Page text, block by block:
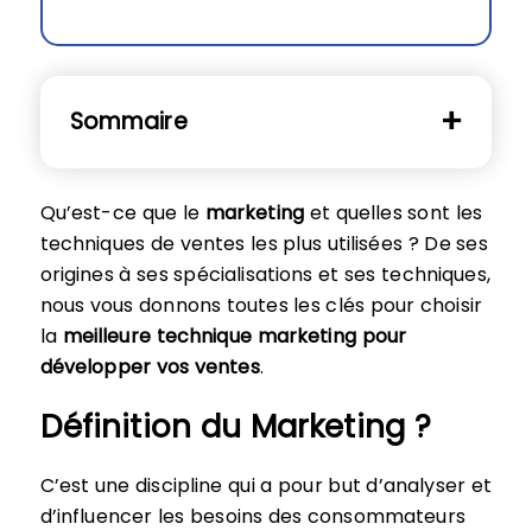
Sommaire
Qu’est-ce que le marketing et quelles sont les
techniques de ventes les plus utilisées ? De ses
origines à ses spécialisations et ses techniques,
nous vous donnons toutes les clés pour choisir
la meilleure technique marketing pour
développer vos ventes.
Définition du Marketing ?
C’est une discipline qui a pour but d’analyser et
d’influencer les besoins des consommateurs